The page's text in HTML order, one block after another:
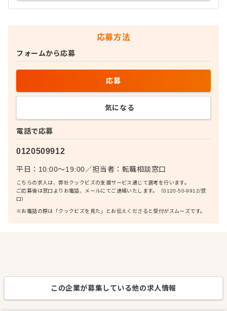
応募方法
電話で応募
0120509912
平日：10:00〜19:00／担当者： 転職相談窓口
こちらの求人は、弊社クックビズの支援サービス通じて選考を行います。
ご応募後は窓口よりお電話、メールにてご連絡いたします。（0120-50-9912/窓
口）
※お電話の際は「クックビズを見た」とお伝えくださると受付がスムーズです。
フォームから応募
応募
気になる
この企業が募集している他の求人情報